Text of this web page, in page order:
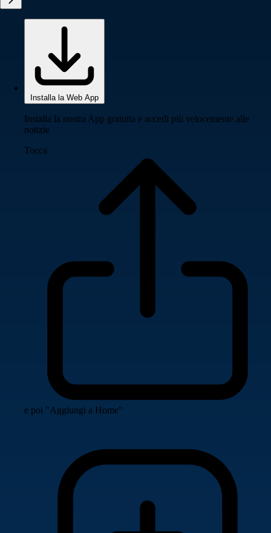
Installa la Web App
Installa la nostra App gratuita e accedi più velocemente alle
notizie
Tocca
e poi "Aggiungi a Home"